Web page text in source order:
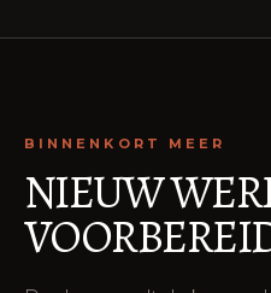
BINNENKORT MEER
NIEUW